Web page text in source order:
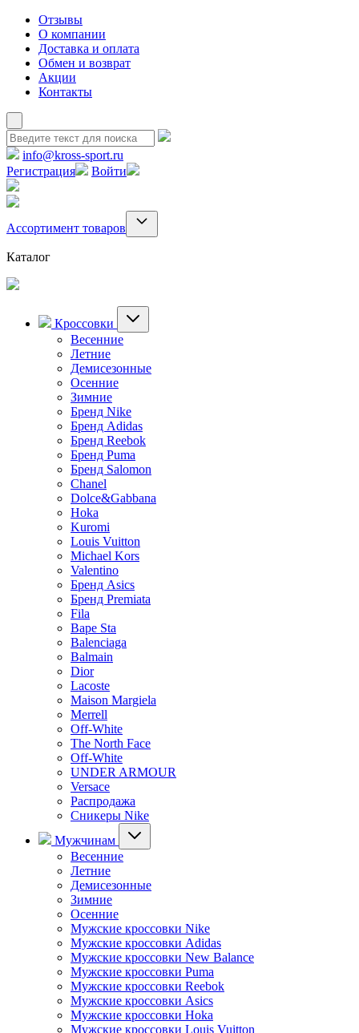
Отзывы
О компании
Доставка и оплата
Обмен и возврат
Акции
Контакты
info@kross-sport.ru
Регистрация
Войти
Ассортимент товаров
Каталог
Кроссовки
Весенние
Летние
Демисезонные
Осенние
Зимние
Бренд Nike
Бренд Adidas
Бренд Reebok
Бренд Puma
Бренд Salomon
Chanel
Dolce&Gabbana
Hoka
Kuromi
Louis Vuitton
Michael Kors
Valentino
Бренд Asics
Бренд Premiata
Fila
Bape Sta
Balenciaga
Balmain
Dior
Lacoste
Maison Margiela
Merrell
Off-White
The North Face
Off-White
UNDER ARMOUR
Versace
Распродажа
Сникеры Nike
Мужчинам
Весенние
Летние
Демисезонные
Зимние
Осенние
Мужские кроссовки Nike
Мужские кроссовки Adidas
Мужские кроссовки New Balance
Мужские кроссовки Puma
Мужские кроссовки Reebok
Мужские кроссовки Asics
Мужские кроссовки Hoka
Мужские кроссовки Louis Vuitton